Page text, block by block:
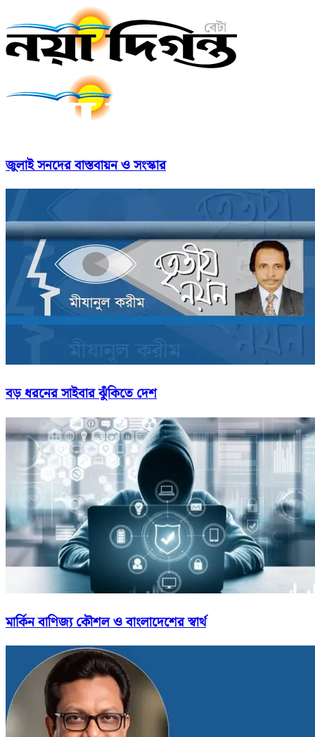
জুলাই সনদের বাস্তবায়ন ও সংস্কার
বড় ধরনের সাইবার ঝুঁকিতে দেশ
মার্কিন বাণিজ্য কৌশল ও বাংলাদেশের স্বার্থ